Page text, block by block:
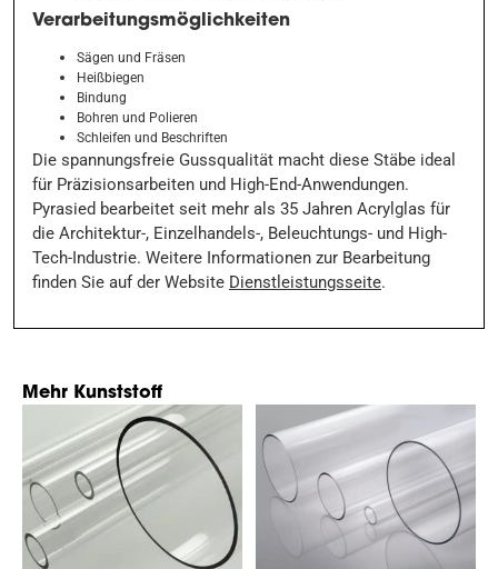
Verarbeitungsmöglichkeiten
Sägen und Fräsen
Heißbiegen
Bindung
Bohren und Polieren
Schleifen und Beschriften
Die spannungsfreie Gussqualität macht diese Stäbe ideal
für Präzisionsarbeiten und High-End-Anwendungen.
Pyrasied bearbeitet seit mehr als 35 Jahren Acrylglas für
die Architektur-, Einzelhandels-, Beleuchtungs- und High-
Tech-Industrie. Weitere Informationen zur Bearbeitung
finden Sie auf der Website Dienstleistungsseite.
Mehr Kunststoff